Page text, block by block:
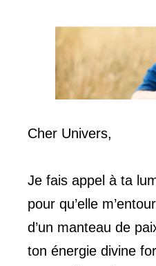
Cher Univers,
Je fais appel à ta
pour qu’elle
d’un manteau de
ton énergie divine